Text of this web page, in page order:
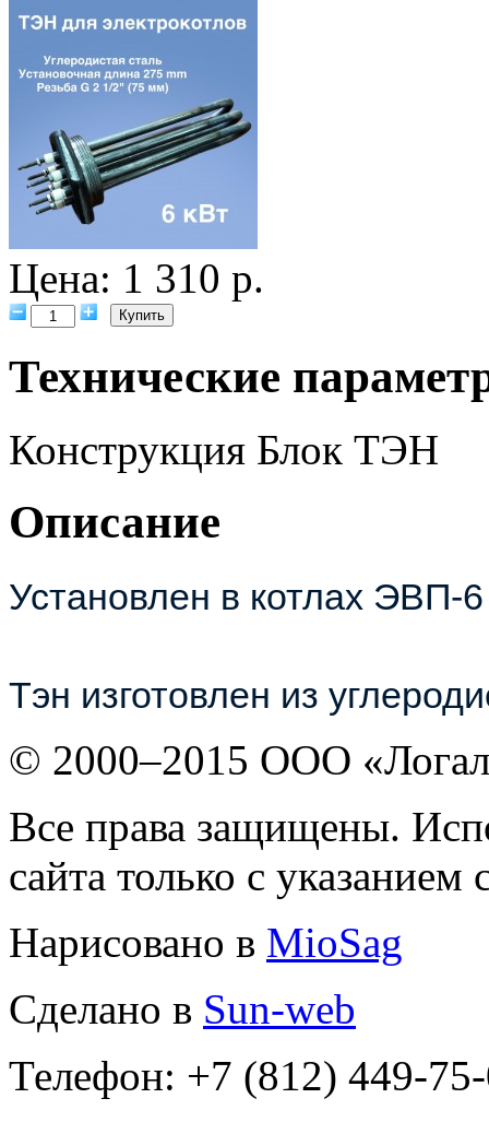
Цена: 1 310 р.
Технические
Конструкция Блок ТЭН
Описание
Установлен в котлах ЭВП-
Тэн изготовлен из
© 2000–2015 ООО
Все права защищены.
сайта только с
Нарисовано в MioSag
Сделано в Sun-web
Телефон: +7 (812) 449-